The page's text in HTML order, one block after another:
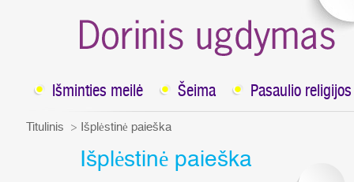
Išminties meilė Šeima Pasaulio religijos
Titulinis Išplėstinė paieška
Išplėstinė paieška